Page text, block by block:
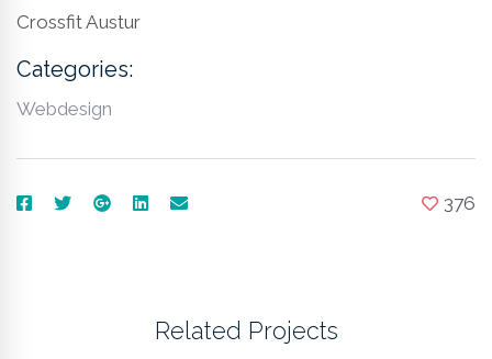
Crossfit Austur
Categories:
Webdesign
376
Related Projects